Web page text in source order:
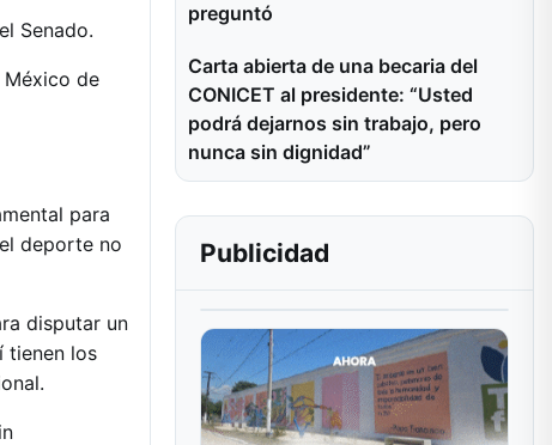
Senado.
México de
para
deporte no
disputar un
tienen los
preguntó
Carta abierta de una becaria del
CONICET al presidente: “Usted
podrá dejarnos sin trabajo, pero
nunca sin dignidad”
Publicidad